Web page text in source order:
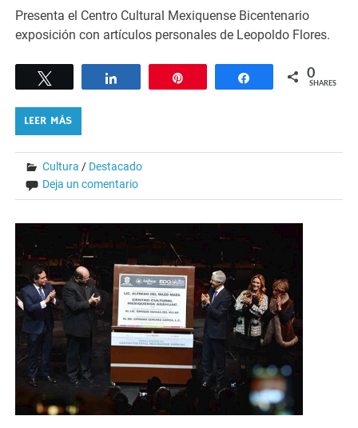
Presenta el Centro Cultural Mexiquense Bicentenario
exposición con artículos personales de Leopoldo Flores.
Share 0
SHARES
LEER MÁS
Cultura / Destacado
Deja un comentario